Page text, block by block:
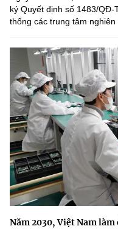
ký Quyết định số 1483/QĐ-
thống các trung tâm nghiên
Năm 2030, Việt Nam